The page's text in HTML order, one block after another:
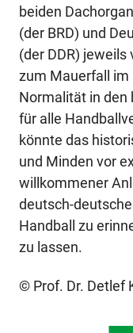
beiden
(der BRD) und
(der DDR)
zum Mauerfall im
Normalität in den
für alle
könnte das
und Minden vor
willkommener
deutsch-
Handball zu
zu lassen.
© Prof. Dr. Detlef